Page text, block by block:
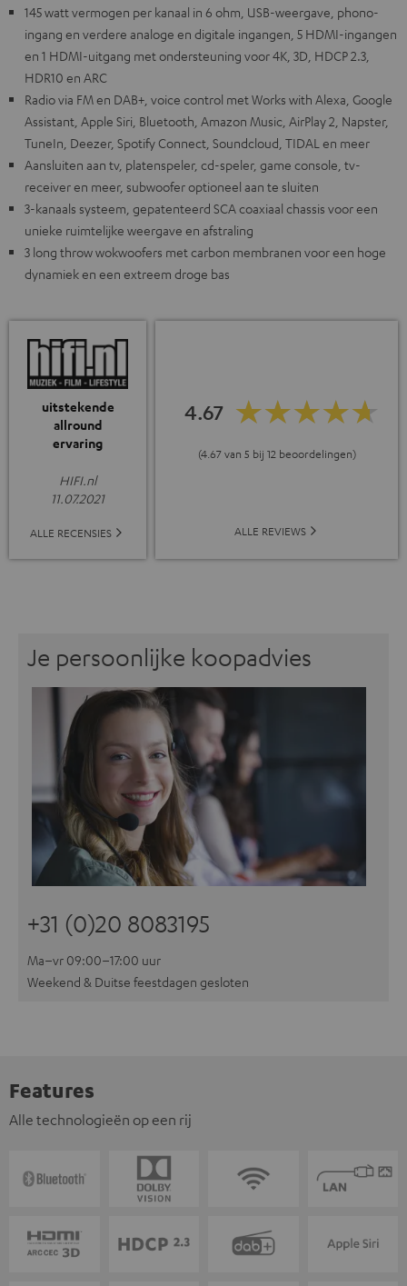
145 watt vermogen per kanaal in 6 ohm, USB-weergave, phono-
ingang en verdere analoge en digitale ingangen, 5 HDMI-ingangen
en 1 HDMI-uitgang met ondersteuning voor 4K, 3D, HDCP 2.3,
HDR10 en ARC
Radio via FM en DAB+, voice control met Works with Alexa, Google
Assistant, Apple Siri, Bluetooth, Amazon Music, AirPlay 2, Napster,
TuneIn, Deezer, Spotify Connect, Soundcloud, TIDAL en meer
Aansluiten aan tv, platenspeler, cd-speler, game console, tv-
receiver en meer, subwoofer optioneel aan te sluiten
3-kanaals systeem, gepatenteerd SCA coaxiaal chassis voor een
unieke ruimtelijke weergave en afstraling
3 long throw wokwoofers met carbon membranen voor een hoge
dynamiek en een extreem droge bas
uitstekende
allround
ervaring
HIFI.nl
11.07.2021
ALLE RECENSIES
4.67
(4.67 van 5 bij 12 beoordelingen)
ALLE REVIEWS
Je persoonlijke koopadvies
+31 (0)20 8083195
Ma–vr 09:00–17:00 uur
Weekend & Duitse feestdagen gesloten
Features
Alle technologieën op een rij